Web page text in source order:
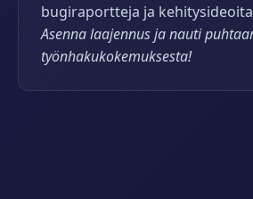
bugiraportteja ja
Asenna laajennus ja nauti
työnhakukokemuksesta!